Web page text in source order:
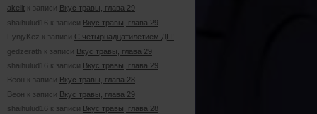
akelit к записи Вкус травы, глава 29
shaihulud16 к записи Вкус травы, глава 29
FynjyKez к записи С четырнадцатилетием ДП!
gedzerath к записи Вкус травы, глава 29
shaihulud16 к записи Вкус травы, глава 29
Веон к записи Вкус травы, глава 28
Веон к записи Вкус травы, глава 29
shaihulud16 к записи Вкус травы, глава 28